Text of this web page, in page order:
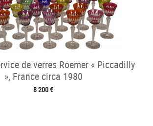
de verres Roemer « Piccadilly
», France circa 1980
8 200 €